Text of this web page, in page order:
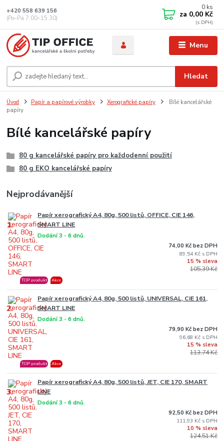
Menu
Hledat
+420 558 639 156
(Po–Pá 7:00–15:30)
0 ks
za 0,00 Kč
Úvod Papír a papírové výrobky Xerografické papíry
Bílé kancelářské
papíry
Bílé kancelářské papíry
80 g kancelářské papíry pro každodenní použití
80 g EKO kancelářské papíry
Nejprodávanější
1.
Papír xerografický A4, 80g, 500 listů, OFFICE, CIE 146,
SMART LINE
Dodání 3 - 6 dnů.
TOP produkt Akce
105,39 Kč
15 % sleva
89,54 Kč
74,00 Kč bez DPH
2.
Papír xerografický A4, 80g, 500 listů, UNIVERSAL, CIE 161,
SMART LINE
Dodání 3 - 6 dnů.
TOP produkt Akce
113,74 Kč
15 % sleva
96,68 Kč
79,90 Kč bez DPH
3.
Papír xerografický A4, 80g, 500 listů, JET, CIE 170, SMART
LINE
Dodání 3 - 6 dnů.
124,51 Kč
10 % sleva
111,93 Kč
92,50 Kč bez DPH